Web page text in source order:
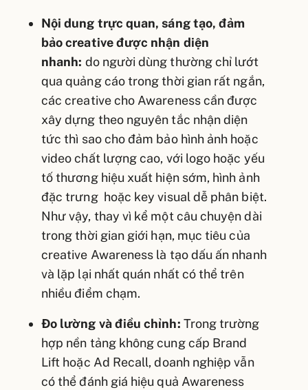
Nội dung trực quan, sáng tạo, đảm
bảo creative được nhận diện
nhanh: do người dùng thường chỉ lướt
qua quảng cáo trong thời gian rất ngắn,
các creative cho Awareness cần được
xây dựng theo nguyên tắc nhận diện
tức thì sao cho đảm bảo hình ảnh hoặc
video chất lượng cao, với logo hoặc yếu
tố thương hiệu xuất hiện sớm, hình ảnh
đặc trưng hoặc key visual dễ phân biệt.
Như vậy, thay vì kể một câu chuyện dài
trong thời gian giới hạn, mục tiêu của
creative Awareness là tạo dấu ấn nhanh
và lặp lại nhất quán nhất có thể trên
nhiều điểm chạm.
Đo lường và điều chỉnh: Trong trường
hợp nền tảng không cung cấp Brand
Lift hoặc Ad Recall, doanh nghiệp vẫn
có thể đánh giá hiệu quả Awareness